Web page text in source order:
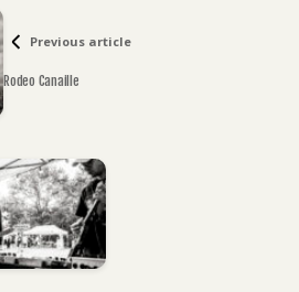
Previous article
Rodeo Canaille